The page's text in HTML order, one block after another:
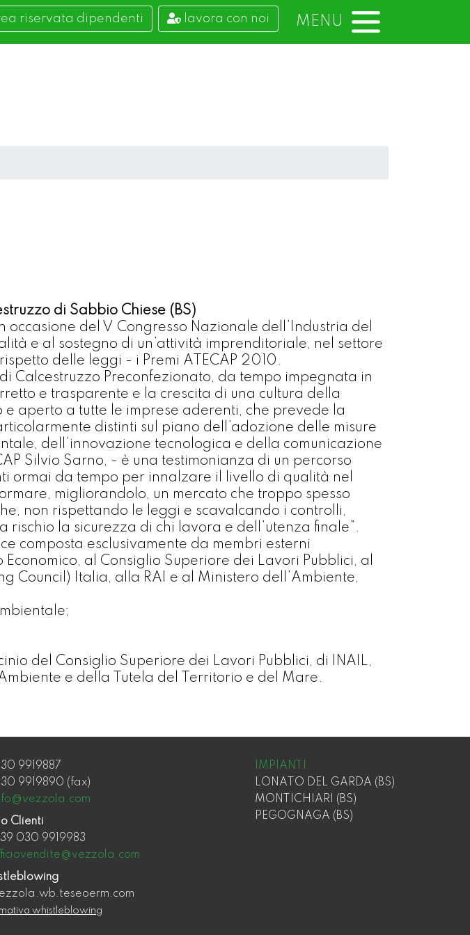
riservata dipendenti lavora con noi MENU
di Sabbio Chiese (BS)
del V Congresso Nazionale dell’Industria del
e al sostegno di un’attività imprenditoriale, nel settore
delle leggi - i Premi ATECAP 2010.
Calcestruzzo Preconfezionato, da tempo impegnata in
e trasparente e la crescita di una cultura della
aperto a tutte le imprese aderenti, che prevede la
distinti sul piano dell’adozione delle misure
dell’innovazione tecnologica e della comunicazione
Silvio Sarno, - è una testimonianza di un percorso
ormai da tempo per innalzare il livello di qualità nel
migliorandolo, un mercato che troppo spesso
non rispettando le leggi e scavalcando i controlli,
rischio la sicurezza di chi lavora e dell’utenza finale”.
composta esclusivamente da membri esterni
al Consiglio Superiore dei Lavori Pubblici, al
Council) Italia, alla RAI e al Ministero dell’Ambiente,
del Consiglio Superiore dei Lavori Pubblici, di INAIL,
e della Tutela del Territorio e del Mare.
9919887
9919890 (fax)
Clienti
030 9919983
whistleblowing
IMPIANTI
LONATO DEL GARDA (BS)
MONTICHIARI (BS)
PEGOGNAGA (BS)